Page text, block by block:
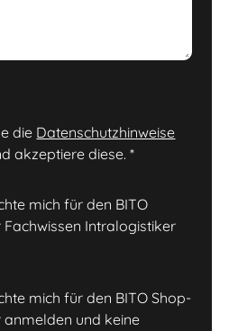
die Datenschutzhinweise
akzeptiere diese.*
mich für den BITO
Fachwissen Intralogistiker
mich für den BITO Shop-
anmelden und keine